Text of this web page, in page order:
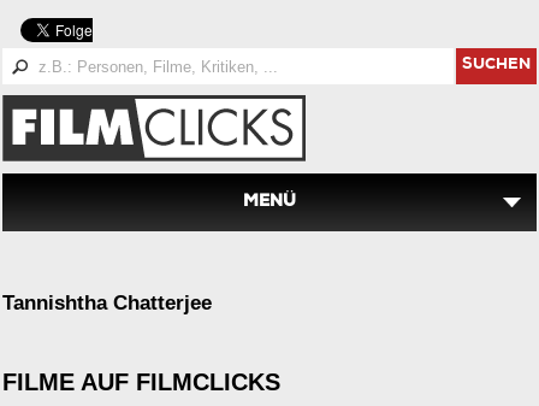
SUCHEN
MENÜ
Tannishtha Chatterjee
FILME AUF FILMCLICKS